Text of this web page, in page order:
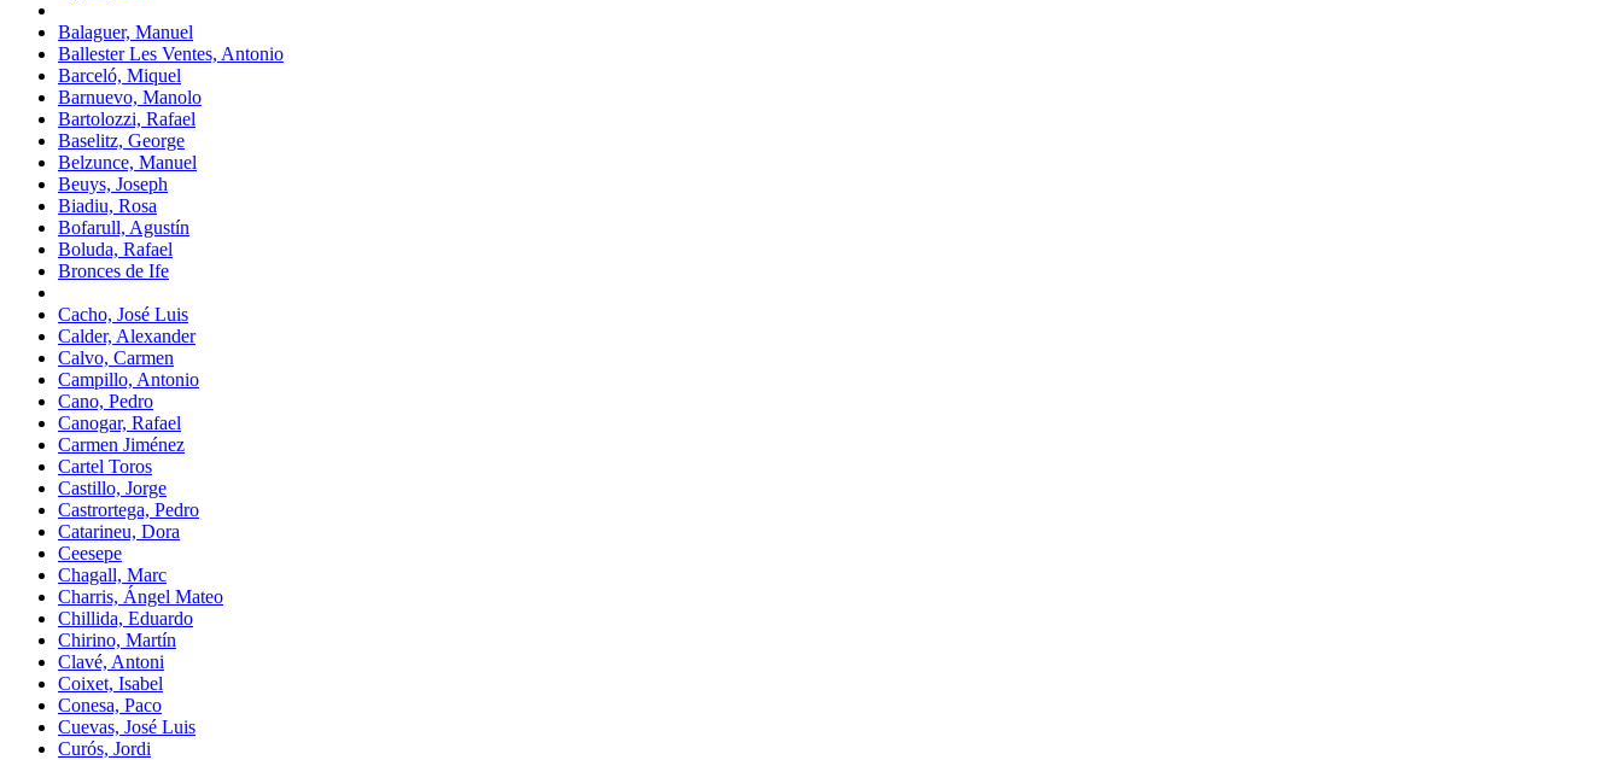
Balaguer, Manuel
Ballester Les Ventes, Antonio
Barceló, Miquel
Barnuevo, Manolo
Bartolozzi, Rafael
Baselitz, George
Belzunce, Manuel
Beuys, Joseph
Biadiu, Rosa
Bofarull, Agustín
Boluda, Rafael
Bronces de Ife
Cacho, José Luis
Calder, Alexander
Calvo, Carmen
Campillo, Antonio
Cano, Pedro
Canogar, Rafael
Carmen Jiménez
Cartel Toros
Castillo, Jorge
Castrortega, Pedro
Catarineu, Dora
Ceesepe
Chagall, Marc
Charris, Ángel Mateo
Chillida, Eduardo
Chirino, Martín
Clavé, Antoni
Coixet, Isabel
Conesa, Paco
Cuevas, José Luis
Curós, Jordi